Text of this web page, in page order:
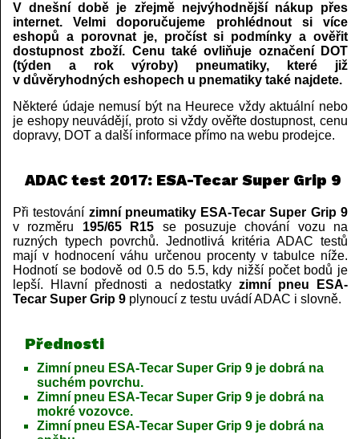
V dnešní době je zřejmě nejvýhodnější nákup přes
internet. Velmi doporučujeme prohlédnout si více
eshopů a porovnat je, pročíst si podmínky a ověřit
dostupnost zboží. Cenu také ovliňuje označení DOT
(týden a rok výroby) pneumatiky, které již
v důvěryhodných eshopech u pnematiky také najdete.
Některé údaje nemusí být na Heurece vždy aktuální nebo
je eshopy neuvádějí, proto si vždy ověřte dostupnost, cenu
dopravy, DOT a další informace přímo na webu prodejce.
ADAC test 2017: ESA-Tecar Super Grip 9
Při testování zimní pneumatiky ESA-Tecar Super Grip 9
v rozměru 195/65 R15 se posuzuje chování vozu na
ruzných typech povrchů. Jednotlivá kritéria ADAC testů
mají v hodnocení váhu určenou procenty v tabulce níže.
Hodnotí se bodově od 0.5 do 5.5, kdy nižší počet bodů je
lepší. Hlavní přednosti a nedostatky zimní pneu ESA-
Tecar Super Grip 9 plynoucí z testu uvádí ADAC i slovně.
Přednosti
Zimní pneu ESA-Tecar Super Grip 9 je dobrá na
suchém povrchu.
Zimní pneu ESA-Tecar Super Grip 9 je dobrá na
mokré vozovce.
Zimní pneu ESA-Tecar Super Grip 9 je dobrá na